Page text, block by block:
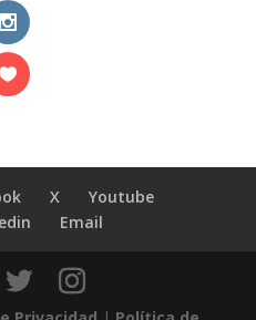
X
Youtube
Email